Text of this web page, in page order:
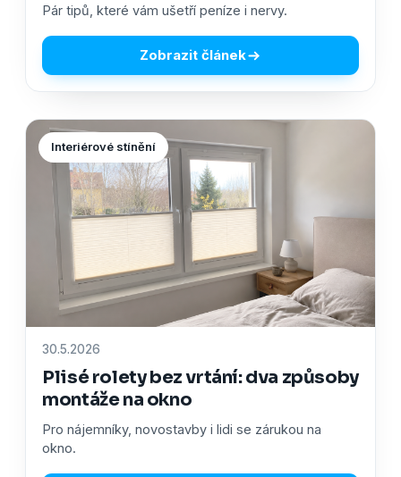
Pár tipů, které vám ušetří peníze i nervy.
Zobrazit článek
Interiérové stínění
30.5.2026
Plisé rolety bez vrtání: dva způsoby
montáže na okno
Pro nájemníky, novostavby i lidi se zárukou na
okno.